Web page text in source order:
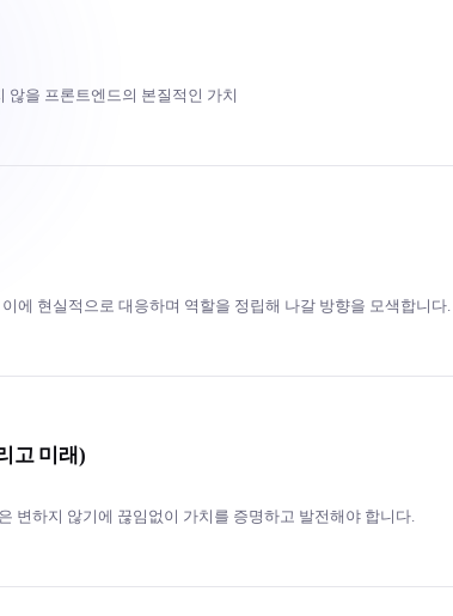
않을 프론트엔드의 본질적인 가치
에 현실적으로 대응하며 역할을 정립해 나갈 방향을 모색합니다.
고 미래)
변하지 않기에 끊임없이 가치를 증명하고 발전해야 합니다.